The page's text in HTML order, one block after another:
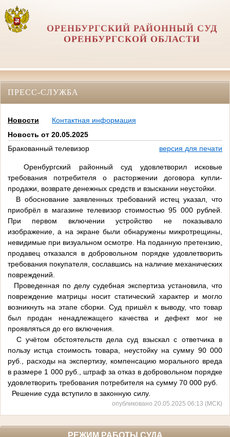
ОРЕНБУРГСКИЙ РАЙОННЫЙ СУД
ОРЕНБУРГСКОЙ ОБЛАСТИ
ПРЕСС-СЛУЖБА
Новости
Контактная информация
Новость от 20.05.2025
Бракованный телевизор
версия для печати
Оренбургский районный суд удовлетворил исковые
требования потребителя о расторжении договора купли-
продажи, возврате денежных средств и взыскании неустойки.
В обоснование заявленных требований истец указал, что
приобрёл в магазине телевизор стоимостью 95 000 рублей.
При первом включении устройство не показывало
изображение, а на экране были обнаружены микротрещины,
невидимые при визуальном осмотре. На поданную претензию,
продавец отказался в добровольном порядке удовлетворить
требования покупателя, сославшись на наличие механических
повреждений.
Проведенная по делу судебная экспертиза установила, что
повреждение матрицы носит статический характер и могло
возникнуть на этапе сборки. Суд пришёл к выводу, что товар
был продан ненадлежащего качества и дефект мог не
проявляться до его включения.
С учётом обстоятельств дела суд взыскал с ответчика в
пользу истца стоимость товара, неустойку на сумму 90 000
руб., расходы на экспертизу, компенсацию морального вреда
в размере 1 000 руб., штраф за отказ в добровольном порядке
удовлетворить требования потребителя на сумму 70 000 руб.
Решение суда вступило в законную силу.
опубликовано 20.05.2025 06:13 (МСК)